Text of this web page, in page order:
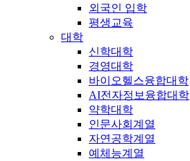
외국인 입학
평생교육
대학
신학대학
경영대학
바이오헬스융합대학
AI전자정보융합대학
약학대학
인문사회계열
자연공학계열
예체능계열